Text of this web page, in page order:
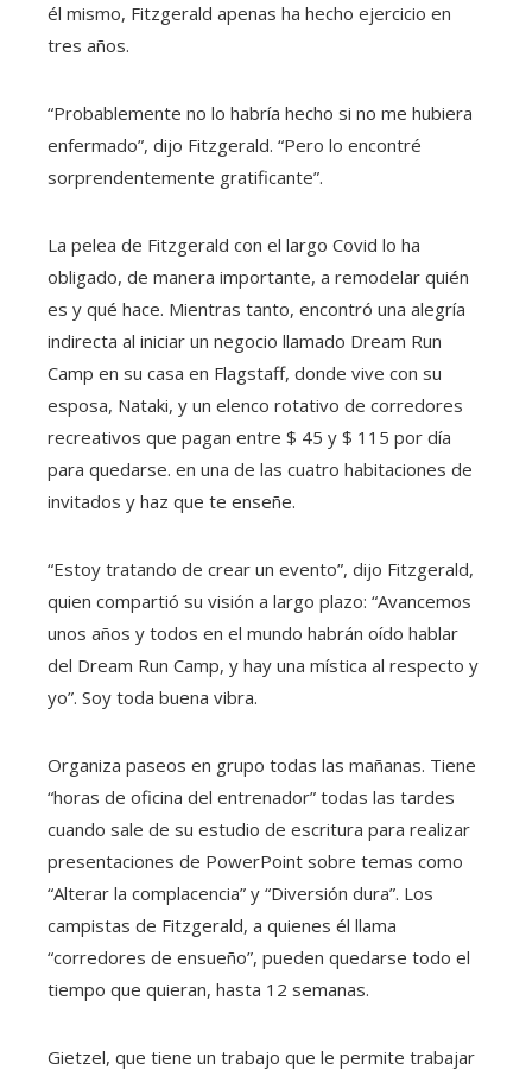
él mismo, Fitzgerald apenas ha hecho ejercicio en
tres años.
“Probablemente no lo habría hecho si no me hubiera
enfermado”, dijo Fitzgerald. “Pero lo encontré
sorprendentemente gratificante”.
La pelea de Fitzgerald con el largo Covid lo ha
obligado, de manera importante, a remodelar quién
es y qué hace. Mientras tanto, encontró una alegría
indirecta al iniciar un negocio llamado Dream Run
Camp en su casa en Flagstaff, donde vive con su
esposa, Nataki, y un elenco rotativo de corredores
recreativos que pagan entre $ 45 y $ 115 por día
para quedarse. en una de las cuatro habitaciones de
invitados y haz que te enseñe.
“Estoy tratando de crear un evento”, dijo Fitzgerald,
quien compartió su visión a largo plazo: “Avancemos
unos años y todos en el mundo habrán oído hablar
del Dream Run Camp, y hay una mística al respecto y
yo”. Soy toda buena vibra.
Organiza paseos en grupo todas las mañanas. Tiene
“horas de oficina del entrenador” todas las tardes
cuando sale de su estudio de escritura para realizar
presentaciones de PowerPoint sobre temas como
“Alterar la complacencia” y “Diversión dura”. Los
campistas de Fitzgerald, a quienes él llama
“corredores de ensueño”, pueden quedarse todo el
tiempo que quieran, hasta 12 semanas.
Gietzel, que tiene un trabajo que le permite trabajar